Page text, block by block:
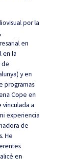
por la
en
en la
de
y en
programas
Cope en
vinculada a
experiencia
de
He
en